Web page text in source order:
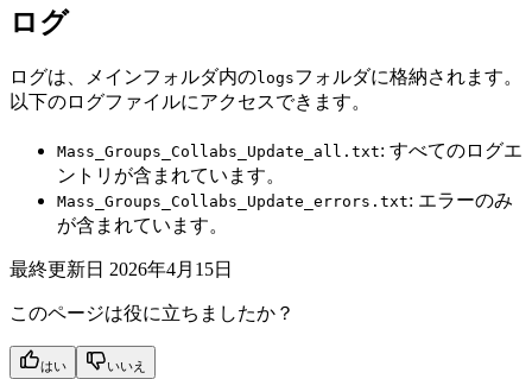
ログ
ログは、メインフォルダ内のlogsフォルダに格納されます。
以下のログファイルにアクセスできます。
Mass_Groups_Collabs_Update_all.txt: すべてのログエ
ントリが含まれています。
Mass_Groups_Collabs_Update_errors.txt: エラーのみ
が含まれています。
最終更新日 2026年4月15日
このページは役に立ちましたか？
はい いいえ